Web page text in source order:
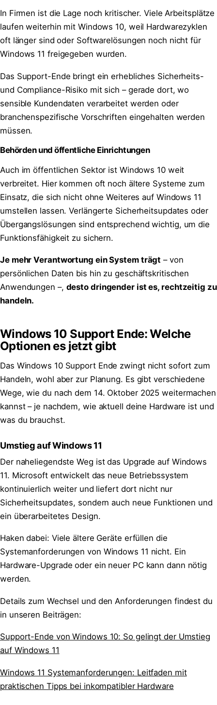
In Firmen ist die Lage noch kritischer. Viele Arbeitsplätze
laufen weiterhin mit Windows 10, weil Hardwarezyklen
oft länger sind oder Softwarelösungen noch nicht für
Windows 11 freigegeben wurden.
Das Support-Ende bringt ein erhebliches Sicherheits-
und Compliance-Risiko mit sich – gerade dort, wo
sensible Kundendaten verarbeitet werden oder
branchenspezifische Vorschriften eingehalten werden
müssen.
Behörden und öffentliche Einrichtungen
Auch im öffentlichen Sektor ist Windows 10 weit
verbreitet. Hier kommen oft noch ältere Systeme zum
Einsatz, die sich nicht ohne Weiteres auf Windows 11
umstellen lassen. Verlängerte Sicherheitsupdates oder
Übergangslösungen sind entsprechend wichtig, um die
Funktionsfähigkeit zu sichern.
Je mehr Verantwortung ein System trägt – von
persönlichen Daten bis hin zu geschäftskritischen
Anwendungen –, desto dringender ist es, rechtzeitig zu
handeln.
Windows 10 Support Ende: Welche
Optionen es jetzt gibt
Das Windows 10 Support Ende zwingt nicht sofort zum
Handeln, wohl aber zur Planung. Es gibt verschiedene
Wege, wie du nach dem 14. Oktober 2025 weitermachen
kannst – je nachdem, wie aktuell deine Hardware ist und
was du brauchst.
Umstieg auf Windows 11
Der naheliegendste Weg ist das Upgrade auf Windows
11. Microsoft entwickelt das neue Betriebssystem
kontinuierlich weiter und liefert dort nicht nur
Sicherheitsupdates, sondern auch neue Funktionen und
ein überarbeitetes Design.
Haken dabei: Viele ältere Geräte erfüllen die
Systemanforderungen von Windows 11 nicht. Ein
Hardware-Upgrade oder ein neuer PC kann dann nötig
werden.
Details zum Wechsel und den Anforderungen findest du
in unseren Beiträgen:
Support-Ende von Windows 10: So gelingt der Umstieg
auf Windows 11
Windows 11 Systemanforderungen: Leitfaden mit
praktischen Tipps bei inkompatibler Hardware